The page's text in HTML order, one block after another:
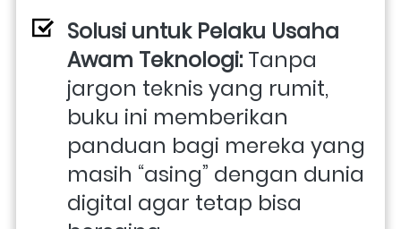
Solusi untuk Pelaku Usaha
Awam Teknologi: Tanpa
jargon teknis yang rumit,
buku ini memberikan
panduan bagi mereka yang
masih “asing” dengan dunia
digital agar tetap bisa